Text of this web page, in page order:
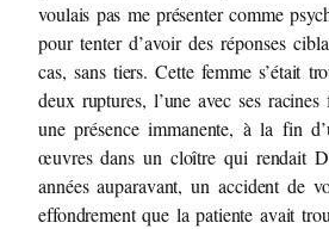
voulais pas me présenter comme
pour tenter d’avoir des réponses
cas, sans tiers. Cette femme s’était
deux ruptures, l’une avec ses racines
une présence immanente, à la fin
œuvres dans un cloître qui rendait
années auparavant, un accident de
effondrement que la patiente avait